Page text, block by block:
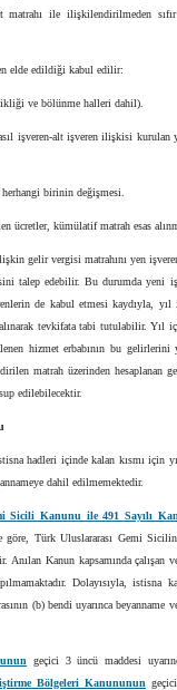
matrahı ile ilişkilendirilmeden
elde edildiği kabul edilir:
ve bölünme halleri dahil).
işveren-alt işveren ilişkisi kurulan
birinin değişmesi.
ücretler, kümülatif matrah esas
gelir vergisi matrahını yen
talep edebilir. Bu durumda yeni
de kabul etmesi kaydıyla, yıl
tevkifata tabi tutulabilir. Yıl
hizmet erbabının bu gelirlerini
matrah üzerinden hesaplanan
edilebilecektir.
hadleri içinde kalan kısmı için
dahil edilmemektedir.
Sicili Kanunu ile 491 Sayılı
göre, Türk Uluslararası Gemi
Kanun kapsamında çalışan
Dolayısıyla, istisna
(b) bendi uyarınca
geçici 3 üncü maddesi
Bölgeleri Kanununun